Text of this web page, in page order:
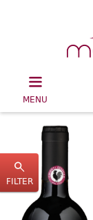
MENU
FILTER